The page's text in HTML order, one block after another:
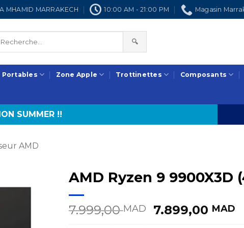
MHAMID MARRAKECH 10:00 AM - 21:00 PM Magasin
🔍
Portables Zone Apple Trottinettes Composants
SUMMER !!
AMD
AMD Ryzen 9 9900X3D
7.999,00MAD
Le
7.899,00 MAD